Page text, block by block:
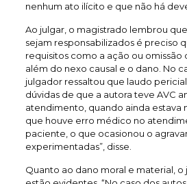
nenhum ato ilícito e que não há
Ao julgar, o magistrado lembrou
sejam responsabilizados é preciso
requisitos como a ação ou omissão
além do nexo causal e o dano. No
julgador ressaltou que laudo
dúvidas de que a autora teve AVC
atendimento, quando ainda estava
que houve erro médico no
paciente, o que ocasionou o
experimentadas”, disse.
Quanto ao dano moral e material,